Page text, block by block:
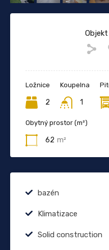
Objekt
Ložnice
2
Koupelna
1
Obytný prostor (m²)
62 m²
bazén
Klimatizace
Solid construction